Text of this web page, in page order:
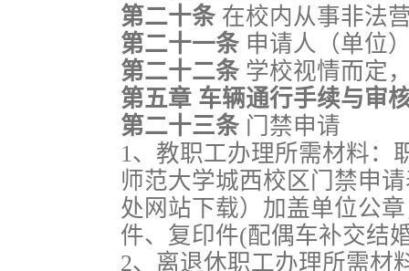
第二十条 在校内从事非法
第二十一条 申请人（单位
第二十二条 学校视情而定
第五章 车辆通行手续与审
第二十三条 门禁申请
1、教职工办理所需材料：
师范大学城西校区门禁申
处网站下载）加盖单位公
件、复印件(配偶车补交结
2、离退休职工办理所需材